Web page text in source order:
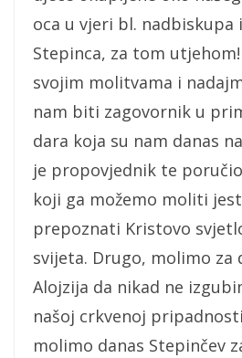
oca u vjeri bl. nadbiskupa
Stepinca, za tom
svojim molitvama i
nam biti zagovornik u
dara koja su nam danas
je propovjednik te
koji ga možemo moliti
prepoznati Kristovo
svijeta. Drugo, molimo za
Alojzija da nikad ne
našoj crkvenoj
molimo danas Stepinčev